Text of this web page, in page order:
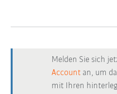
Melden Sie sich
Account an, um
mit Ihren